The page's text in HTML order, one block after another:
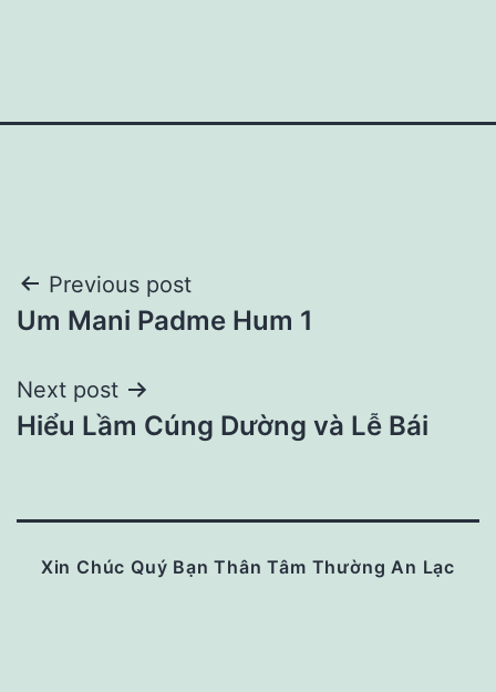
Post
navigation
Previous post
Um Mani Padme Hum 1
Next post
Hiểu Lầm Cúng Dường và Lễ Bái
Xin Chúc Quý Bạn Thân Tâm Thường An Lạc